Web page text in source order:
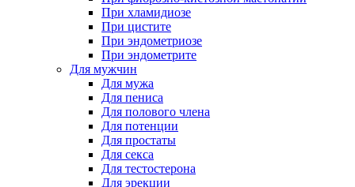
При хламидиозе
При цистите
При эндометриозе
При эндометрите
Для мужчин
Для мужа
Для пениса
Для полового члена
Для потенции
Для простаты
Для секса
Для тестостерона
Для эрекции